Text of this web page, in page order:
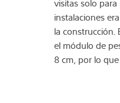
visitas solo
instalaciones
la construcción.
el módulo de
8 cm, por lo